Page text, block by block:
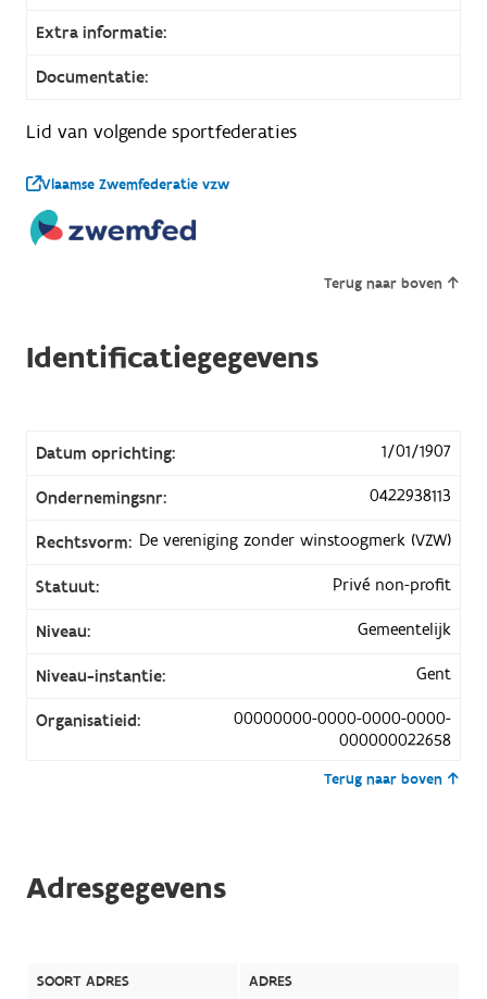
Extra informatie:
Documentatie:
Lid van volgende sportfederaties
Vlaamse Zwemfederatie vzw
Terug naar boven
Identificatiegegevens
Datum oprichting: 1/01/1907
Ondernemingsnr: 0422938113
Rechtsvorm: De vereniging zonder winstoogmerk (VZW)
Statuut: Privé non-profit
Niveau: Gemeentelijk
Niveau-instantie: Gent
Organisatieid:
00000000-0000-0000-0000-
000000022658
Terug naar boven
Adresgegevens
SOORT ADRES ADRES